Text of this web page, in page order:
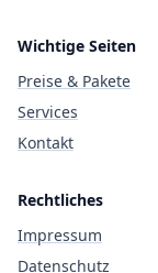
Wichtige Seiten
Preise & Pakete
Services
Kontakt
Rechtliches
Impressum
Datenschutz